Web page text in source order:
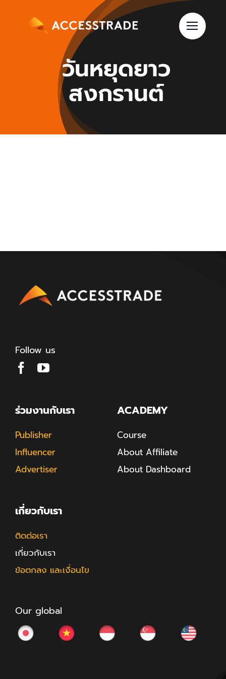
วันหยุดยาว
สงกรานต์
Follow us
ร่วมงานกับเรา
Publisher
Influencer
Advertiser
ACADEMY
Course
About Affiliate
About Dashboard
เกี่ยวกับเรา
ติดต่อเรา
เกี่ยวกับเรา
ข้อตกลง และเงื่อนไข
Our global